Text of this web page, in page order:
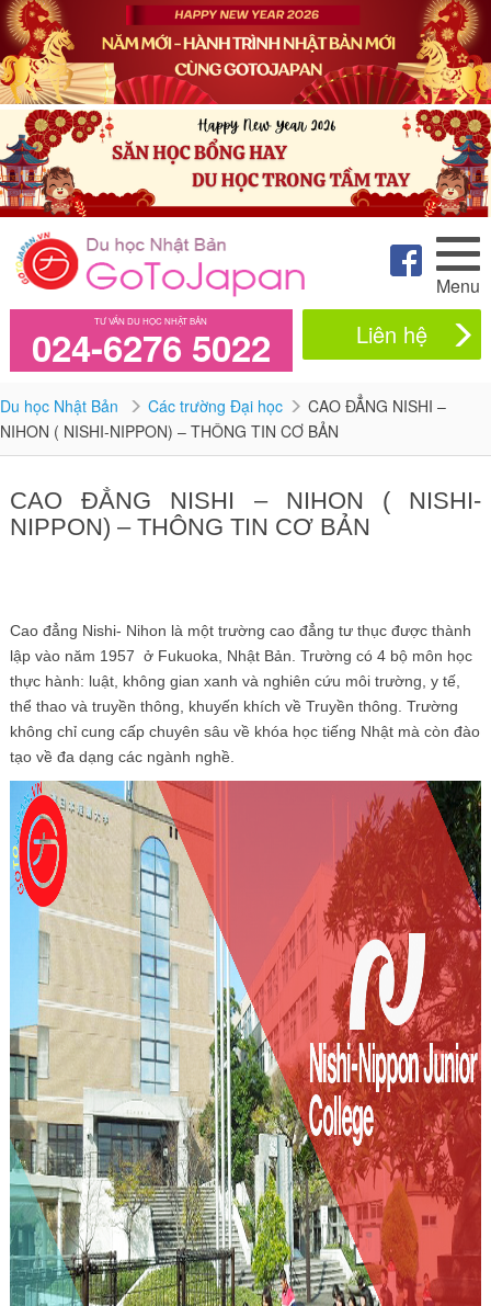
Menu
TƯ VẤN DU HỌC NHẬT BẢN
024-6276 5022 Liên hệ
Du học Nhật Bản Các trường Đại học
CAO ĐẲNG NISHI –
NIHON ( NISHI-NIPPON) – THÔNG TIN CƠ BẢN
CAO ĐẲNG NISHI – NIHON ( NISHI-
NIPPON) – THÔNG TIN CƠ BẢN
Cao đẳng Nishi- Nihon là một trường cao đẳng tư thục được thành
lập vào năm 1957 ở Fukuoka, Nhật Bản. Trường có 4 bộ môn học
thực hành: luật, không gian xanh và nghiên cứu môi trường, y tế,
thể thao và truyền thông, khuyến khích về Truyền thông. Trường
không chỉ cung cấp chuyên sâu về khóa học tiếng Nhật mà còn đào
tạo về đa dạng các ngành nghề.